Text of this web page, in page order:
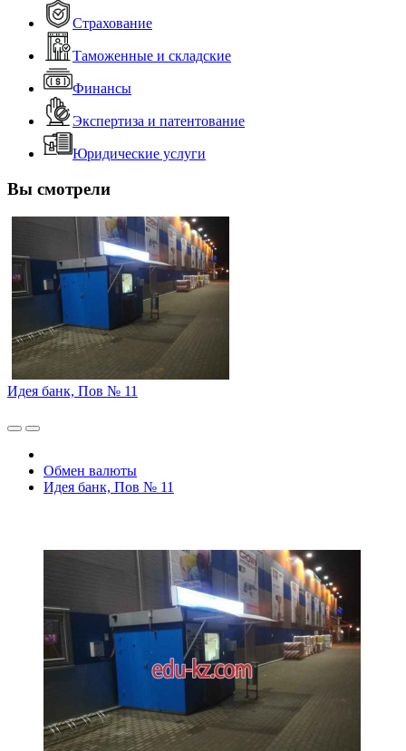
Страхование
Таможенные и складские
Финансы
Экспертиза и патентование
Юридические услуги
Вы смотрели
Идея банк, Пов № 11
Обмен валюты
Идея банк, Пов № 11